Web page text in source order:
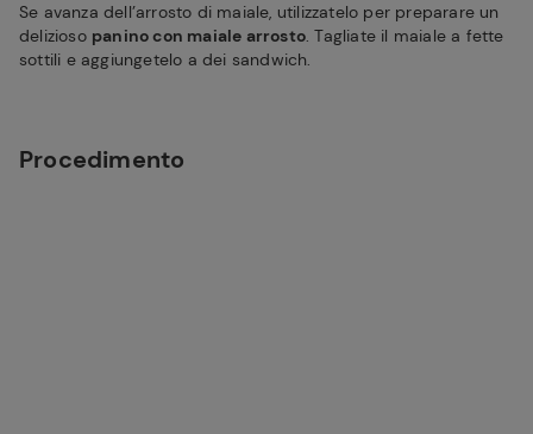
Se avanza dell’arrosto di maiale, utilizzatelo per preparare un
delizioso panino con maiale arrosto. Tagliate il maiale a fette
sottili e aggiungetelo a dei sandwich.
Procedimento